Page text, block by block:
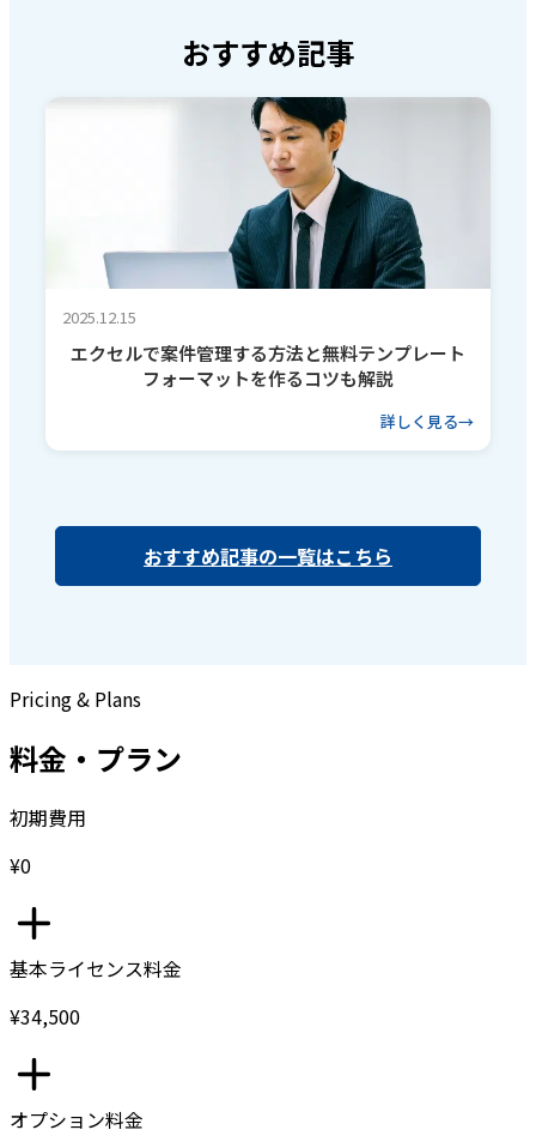
おすすめ記事
2025.12.15
エクセルで案件管理する方法と無料テンプレート
フォーマットを作るコツも解説
詳しく見る
おすすめ記事の一覧はこちら
Pricing & Plans
料金・プラン
初期費用
¥0
基本ライセンス料金
¥34,500
オプション料金